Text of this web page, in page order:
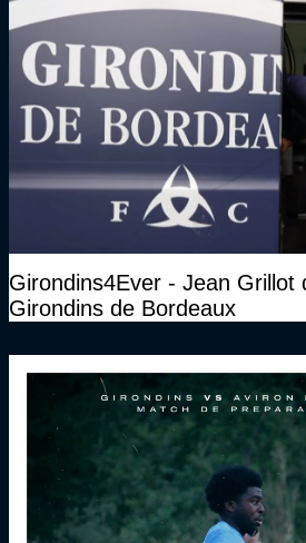
Girondins4Ever - Jean Grillot
Girondins de Bordeaux